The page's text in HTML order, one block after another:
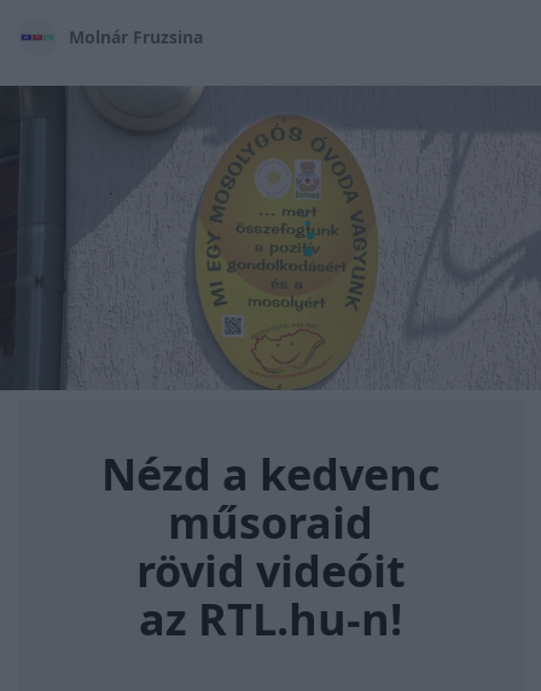
Molnár Fruzsina
Nézd a kedvenc
műsoraid
rövid videóit
az RTL.hu-n!